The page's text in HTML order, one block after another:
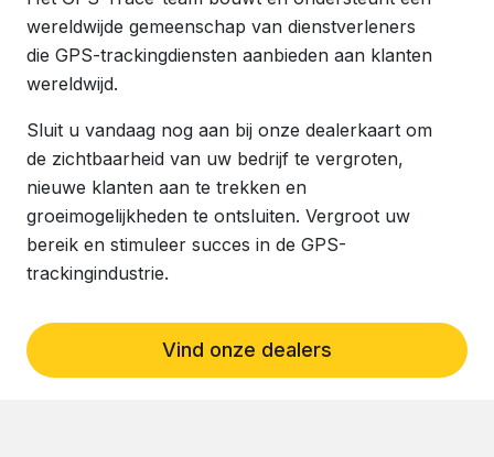
wereldwijde gemeenschap van dienstverleners
die GPS-trackingdiensten aanbieden aan klanten
wereldwijd.
Sluit u vandaag nog aan bij onze dealerkaart om
de zichtbaarheid van uw bedrijf te vergroten,
nieuwe klanten aan te trekken en
groeimogelijkheden te ontsluiten. Vergroot uw
bereik en stimuleer succes in de GPS-
trackingindustrie.
Vind onze dealers